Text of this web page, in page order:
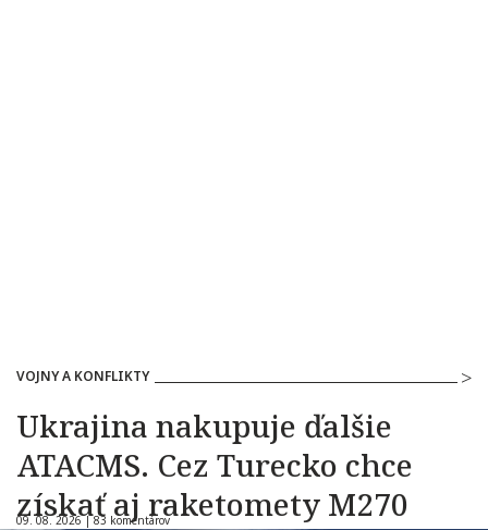
VOJNY A KONFLIKTY
Ukrajina nakupuje ďalšie
ATACMS. Cez Turecko chce
získať aj raketomety M270
09. 08. 2026 |83 komentárov